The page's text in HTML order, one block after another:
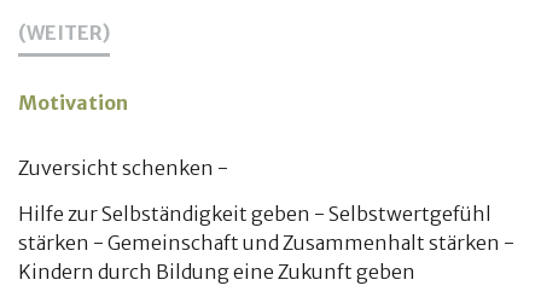
(WEITER)
Zuversicht schenken -
Hilfe zur Selbständigkeit geben - Selbstwertgefühl
stärken - Gemeinschaft und Zusammenhalt stärken -
Kindern durch Bildung eine Zukunft geben
Motivation